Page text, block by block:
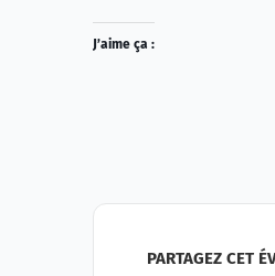
J’aime ça :
PARTAGEZ CET